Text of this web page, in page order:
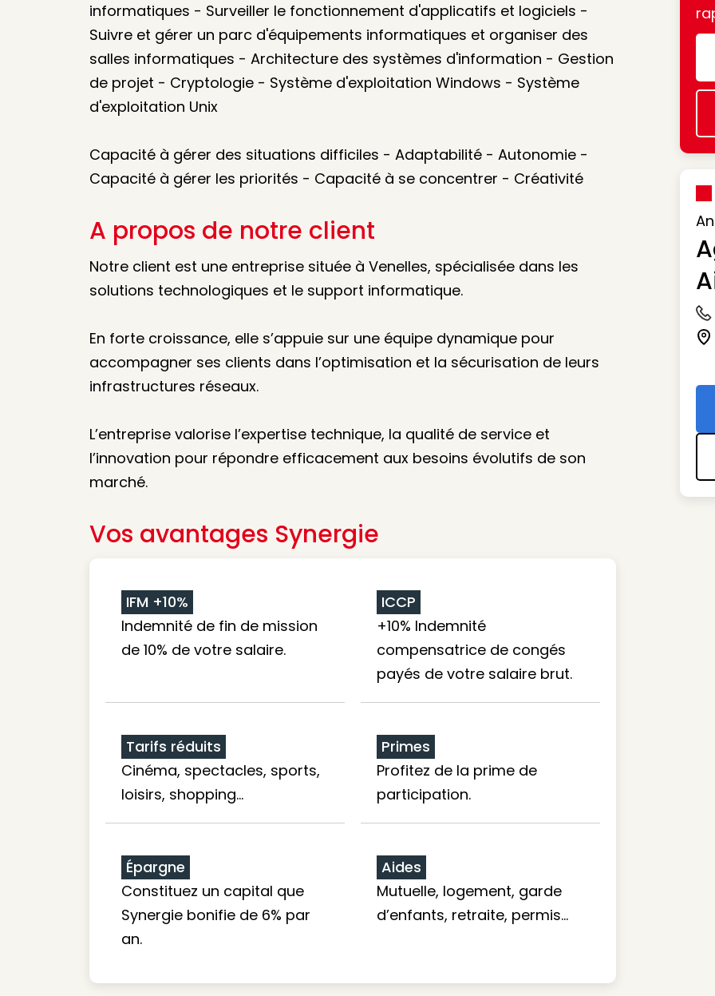
informatiques - Surveiller le fonctionnement d'applicatifs et logiciels -
Suivre et gérer un parc d'équipements informatiques et organiser des
salles informatiques - Architecture des systèmes d'information - Gestion
de projet - Cryptologie - Système d'exploitation Windows - Système
d'exploitation Unix
Capacité à gérer des situations difficiles - Adaptabilité - Autonomie -
Capacité à gérer les priorités - Capacité à se concentrer - Créativité
A propos de notre client
Notre client est une entreprise située à Venelles, spécialisée dans les
solutions technologiques et le support informatique.
En forte croissance, elle s’appuie sur une équipe dynamique pour
accompagner ses clients dans l’optimisation et la sécurisation de leurs
infrastructures réseaux.
L’entreprise valorise l’expertise technique, la qualité de service et
l’innovation pour répondre efficacement aux besoins évolutifs de son
marché.
Vos avantages Synergie
IFM +10%
Indemnité de fin de mission
de 10% de votre salaire.
ICCP
+10% Indemnité
compensatrice de congés
payés de votre salaire brut.
Tarifs réduits
Cinéma, spectacles, sports,
loisirs, shopping...
Primes
Profitez de la prime de
participation.
Épargne
Constituez un capital que
Synergie bonifie de 6% par
an.
Aides
Mutuelle, logement, garde
d’enfants, retraite, permis…